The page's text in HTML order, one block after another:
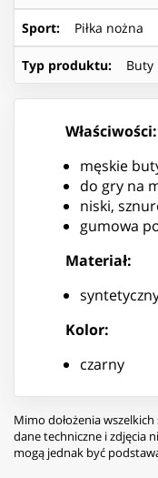
Sport: Piłka nożna
Typ produktu: Buty
Właściwości:
męskie
do gry na
niski,
gumowa
Materiał:
Kolor:
czarny
Mimo dołożenia
dane techniczne i zdjęcia
mogą jednak być